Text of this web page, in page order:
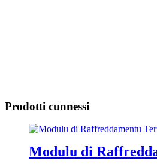
Prodotti cunnessi
Modulu di